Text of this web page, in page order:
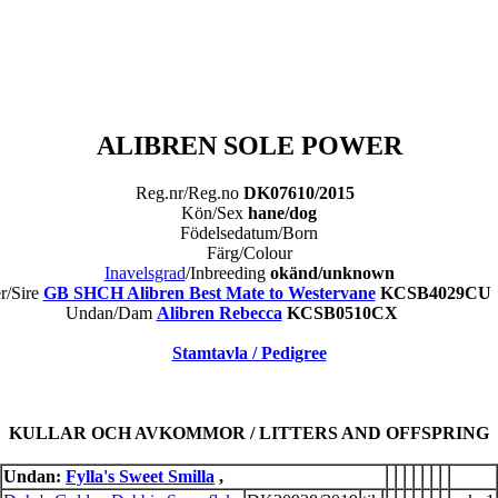
ALIBREN SOLE POWER
Reg.nr/Reg.no DK07610/2015
Kön/Sex hane/dog
Födelsedatum/Born
Färg/Colour
Inavelsgrad/Inbreeding okänd/unknown
Sire GB SHCH Alibren Best Mate to Westervane
Undan/Dam Alibren Rebecca KCSB0510CX
Stamtavla / Pedigree
KULLAR OCH AVKOMMOR / LITTERS AND OFFSPRING
Undan: Fylla's Sweet Smilla ,